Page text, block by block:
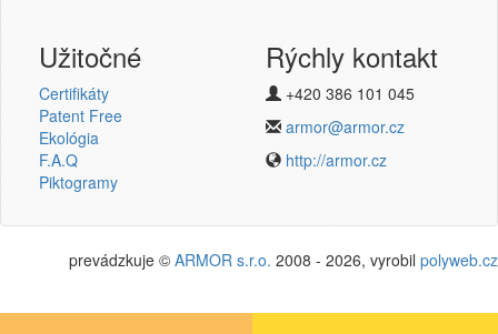
Termotransferové pásky
v novém e-shopu
Užitočné
Certifikáty
Patent Free
Ekológia
F.A.Q
Piktogramy
Rýchly kontakt
+420 386 101 045
armor@armor.cz
http://armor.cz
prevádzkuje © ARMOR s.r.o. 2008 - 2026, vyrobil polyweb.cz